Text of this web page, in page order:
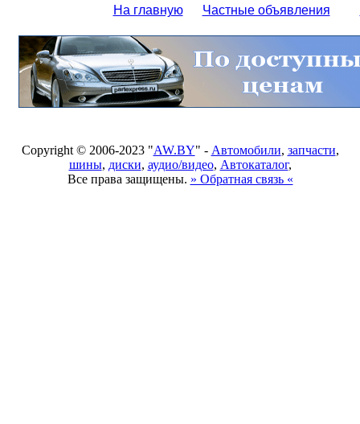
На главную Частные объявления
Copyright © 2006-2023 "AW.BY" - Автомобили, запчасти,
шины, диски, аудио/видео, Автокаталог,
Все права защищены. » Обратная связь «